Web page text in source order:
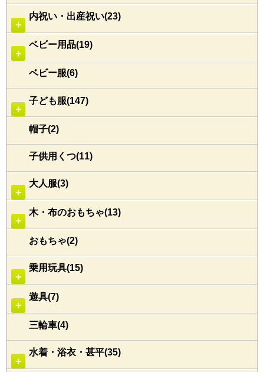
＋
内祝い・出産祝い(23)
＋
ベビー用品(19)
ベビー服(6)
＋
子ども服(147)
帽子(2)
子供用くつ(11)
＋
大人服(3)
＋
木・布のおもちゃ(13)
おもちゃ(2)
＋
乗用玩具(15)
＋
遊具(7)
三輪車(4)
＋
水着・浴衣・甚平(35)